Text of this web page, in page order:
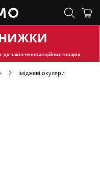
до закінчення акційних товарів
Іміджеві окуляри